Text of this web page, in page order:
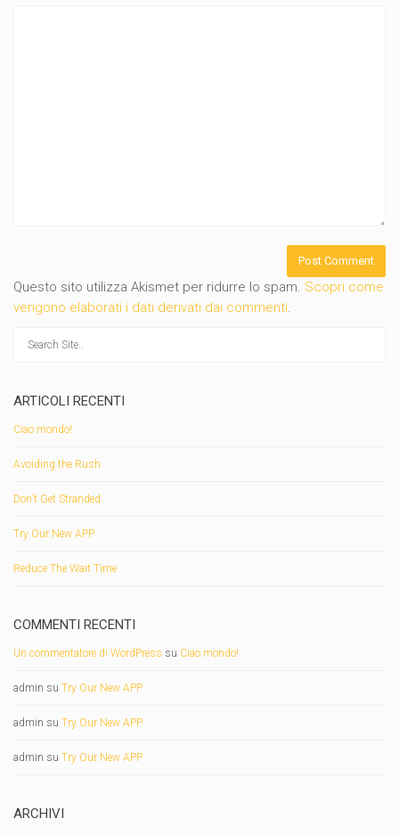
Questo sito utilizza Akismet per ridurre lo spam. Scopri come
vengono elaborati i dati derivati dai commenti.
ARTICOLI RECENTI
Ciao mondo!
Avoiding the Rush
Don’t Get Stranded
Try Our New APP
Reduce The Wait Time
COMMENTI RECENTI
Un commentatore di WordPress su Ciao mondo!
admin su Try Our New APP
admin su Try Our New APP
admin su Try Our New APP
ARCHIVI